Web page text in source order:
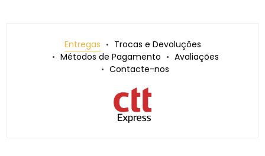
Entregas
Trocas e Devoluções
Métodos de Pagamento
Avaliações
Contacte-nos